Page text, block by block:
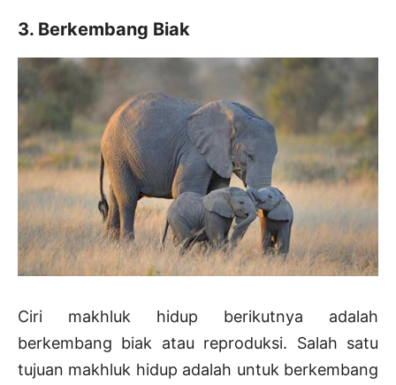
3. Berkembang Biak
Ciri makhluk hidup berikutnya adalah
berkembang biak atau reproduksi. Salah satu
tujuan makhluk hidup adalah untuk berkembang